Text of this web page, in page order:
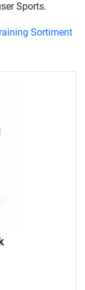
Sports.
Sortiment